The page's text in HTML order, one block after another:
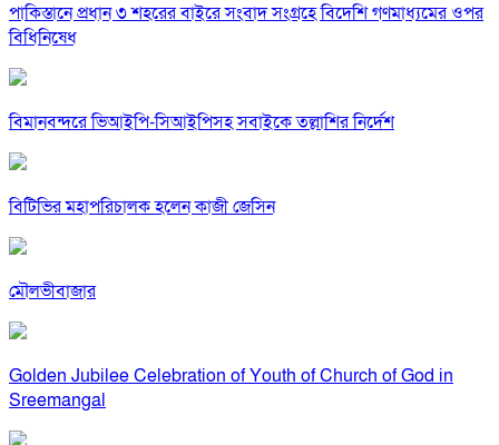
পাকিস্তানে প্রধান ৩ শহরের বাইরে সংবাদ সংগ্রহে বিদেশি গণমাধ্যমের ওপর
বিধিনিষেধ
বিমানবন্দরে ভিআইপি-সিআইপিসহ সবাইকে তল্লাশির নির্দেশ
বিটিভির মহাপরিচালক হলেন কাজী জেসিন
মৌলভীবাজার
Golden Jubilee Celebration of Youth of Church of God in
Sreemangal